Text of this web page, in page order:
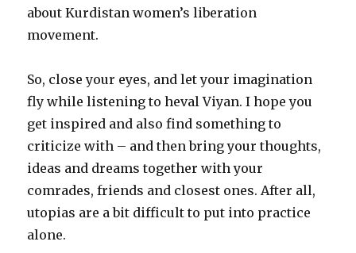
about Kurdistan women’s liberation
movement.
So, close your eyes, and let your imagination
fly while listening to heval Viyan. I hope you
get inspired and also find something to
criticize with – and then bring your thoughts,
ideas and dreams together with your
comrades, friends and closest ones.After all,
utopias are a bit difficult to put into practice
alone.